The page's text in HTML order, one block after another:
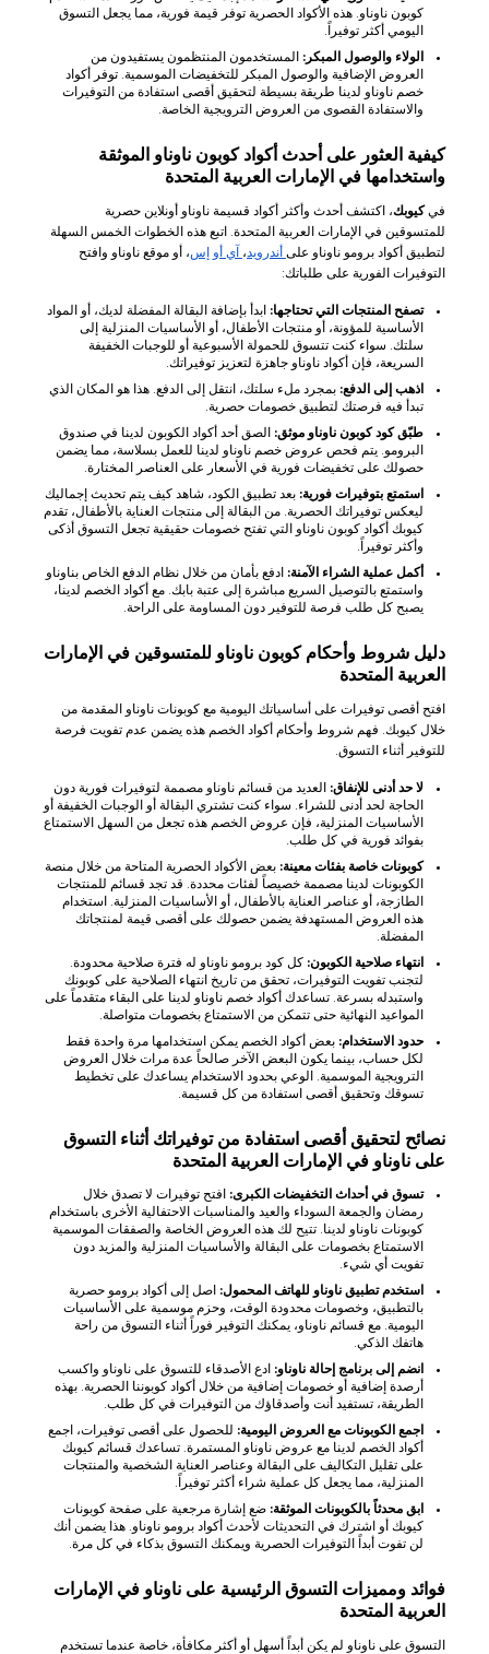
كوبون ناوناو. هذه الأكواد الحصرية توفر قيمة فورية، مما يجعل التسوق
اليومي أكثر توفيراً.
الولاء والوصول المبكر: المستخدمون المنتظمون يستفيدون من
العروض الإضافية والوصول المبكر للتخفيضات الموسمية. توفر أكواد
خصم ناوناو لدينا طريقة بسيطة لتحقيق أقصى استفادة من التوفيرات
والاستفادة القصوى من العروض الترويجية الخاصة.
كيفية العثور على أحدث أكواد كوبون ناوناو الموثقة
واستخدامها في الإمارات العربية المتحدة
فيكيوبك، اكتشف أحدث وأكثر أكواد قسيمة ناوناو أونلاين حصرية
للمتسوقين في الإمارات العربية المتحدة. اتبع هذه الخطوات الخمس السهلة
لتطبيق أكواد برومو ناوناو على أندرويد ، آي أو إس، أو موقع ناوناو وافتح
التوفيرات الفورية على طلباتك:
تصفح المنتجات التي تحتاجها: ابدأ بإضافة البقالة المفضلة لديك، أو المواد
الأساسية للمؤونة، أو منتجات الأطفال، أو الأساسيات المنزلية إلى
سلتك. سواء كنت تتسوق للحمولة الأسبوعية أو للوجبات الخفيفة
السريعة، فإن أكواد ناوناو جاهزة لتعزيز توفيراتك.
اذهب إلى الدفع: بمجرد ملء سلتك، انتقل إلى الدفع. هذا هو المكان الذي
تبدأ فيه فرصتك لتطبيق خصومات حصرية.
طبّق كود كوبون ناوناو موثق: الصق أحد أكواد الكوبون لدينا في صندوق
البرومو. يتم فحص عروض خصم ناوناو لدينا للعمل بسلاسة، مما يضمن
حصولك على تخفيضات فورية في الأسعار على العناصر المختارة.
استمتع بتوفيرات فورية: بعد تطبيق الكود، شاهد كيف يتم تحديث إجماليك
ليعكس توفيراتك الحصرية. من البقالة إلى منتجات العناية بالأطفال، تقدم
كيوبك أكواد كوبون ناوناو التي تفتح خصومات حقيقية تجعل التسوق أذكى
وأكثر توفيراً.
أكمل عملية الشراء الآمنة: ادفع بأمان من خلال نظام الدفع الخاص بناوناو
واستمتع بالتوصيل السريع مباشرة إلى عتبة بابك. مع أكواد الخصم لدينا،
يصبح كل طلب فرصة للتوفير دون المساومة على الراحة.
دليل شروط وأحكام كوبون ناوناو للمتسوقين في الإمارات
العربية المتحدة
افتح أقصى توفيرات على أساسياتك اليومية مع كوبونات ناوناو المقدمة من
خلال كيوبك. فهم شروط وأحكام أكواد الخصم هذه يضمن عدم تفويت فرصة
للتوفير أثناء التسوق.
لا حد أدنى للإنفاق: العديد من قسائم ناوناو مصممة لتوفيرات فورية دون
الحاجة لحد أدنى للشراء. سواء كنت تشتري البقالة أو الوجبات الخفيفة أو
الأساسيات المنزلية، فإن عروض الخصم هذه تجعل من السهل الاستمتاع
بفوائد فورية في كل طلب.
كوبونات خاصة بفئات معينة: بعض الأكواد الحصرية المتاحة من خلال منصة
الكوبونات لدينا مصممة خصيصاً لفئات محددة. قد تجد قسائم للمنتجات
الطازجة، أو عناصر العناية بالأطفال، أو الأساسيات المنزلية. استخدام
هذه العروض المستهدفة يضمن حصولك على أقصى قيمة لمنتجاتك
المفضلة.
انتهاء صلاحية الكوبون: كل كود برومو ناوناو له فترة صلاحية محدودة.
لتجنب تفويت التوفيرات، تحقق من تاريخ انتهاء الصلاحية على كوبونك
واستبدله بسرعة. تساعدك أكواد خصم ناوناو لدينا على البقاء متقدماً على
المواعيد النهائية حتى تتمكن من الاستمتاع بخصومات متواصلة.
حدود الاستخدام: بعض أكواد الخصم يمكن استخدامها مرة واحدة فقط
لكل حساب، بينما يكون البعض الآخر صالحاً عدة مرات خلال العروض
الترويجية الموسمية. الوعي بحدود الاستخدام يساعدك على تخطيط
تسوقك وتحقيق أقصى استفادة من كل قسيمة.
نصائح لتحقيق أقصى استفادة من توفيراتك أثناء التسوق
على ناوناو في الإمارات العربية المتحدة
تسوق في أحداث التخفيضات الكبرى: افتح توفيرات لا تصدق خلال
رمضان والجمعة السوداء والعيد والمناسبات الاحتفالية الأخرى باستخدام
كوبونات ناوناو لدينا. تتيح لك هذه العروض الخاصة والصفقات الموسمية
الاستمتاع بخصومات على البقالة والأساسيات المنزلية والمزيد دون
تفويت أي شيء.
استخدم تطبيق ناوناو للهاتف المحمول: اصل إلى أكواد برومو حصرية
بالتطبيق، وخصومات محدودة الوقت، وحزم موسمية على الأساسيات
اليومية. مع قسائم ناوناو، يمكنك التوفير فوراً أثناء التسوق من راحة
هاتفك الذكي.
انضم إلى برنامج إحالة ناوناو: ادع الأصدقاء للتسوق على ناوناو واكسب
أرصدة إضافية أو خصومات إضافية من خلال أكواد كوبوننا الحصرية. بهذه
الطريقة، تستفيد أنت وأصدقاؤك من التوفيرات في كل طلب.
اجمع الكوبونات مع العروض اليومية: للحصول على أقصى توفيرات، اجمع
أكواد الخصم لدينا مع عروض ناوناو المستمرة. تساعدك قسائم كيوبك
على تقليل التكاليف على البقالة وعناصر العناية الشخصية والمنتجات
المنزلية، مما يجعل كل عملية شراء أكثر توفيراً.
ابق محدثاً بالكوبونات الموثقة: ضع إشارة مرجعية على صفحة كوبونات
كيوبك أو اشترك في التحديثات لأحدث أكواد برومو ناوناو. هذا يضمن أنك
لن تفوت أبداً التوفيرات الحصرية ويمكنك التسوق بذكاء في كل مرة.
فوائد ومميزات التسوق الرئيسية على ناوناو في الإمارات
العربية المتحدة
التسوق على ناوناو لم يكن أبداً أسهل أو أكثر مكافأة، خاصة عندما تستخدم